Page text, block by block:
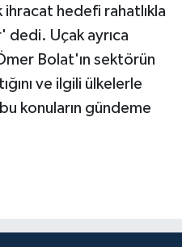
hedefi rahatlıkla
dedi. Uçak ayrıca
Bolat'ın sektörün
ve ilgili ülkelerle
konuların gündeme